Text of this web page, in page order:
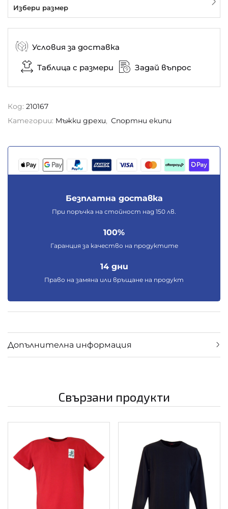
Избери размер
Условия за доставка
Таблица с размери Задай въпрос
Код: 210167
Категории: Мъжки дрехи, Спортни екипи
Безплатна доставка
При поръчка на стойност над 150 лв.
100%
Гаранция за качество на продуктите
14 дни
Право на замяна или връщане на продукт
Допълнителна информация
Свързани продукти